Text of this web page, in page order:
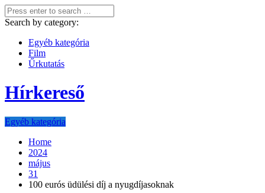
Search by category:
Egyéb kategória
Film
Űrkutatás
Hírkereső
Egyéb kategória
Home
2024
május
31
100 eurós üdülési díj a nyugdíjasoknak